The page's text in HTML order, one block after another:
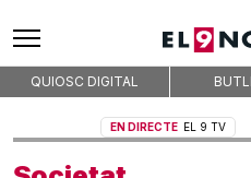
QUIOSC DIGITAL
EN DIRECTE EL 9 TV